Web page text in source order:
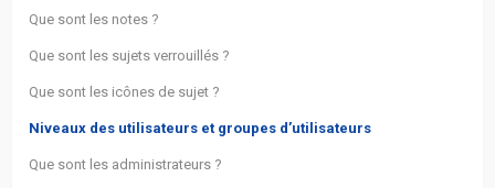
Que sont les notes ?
Que sont les sujets verrouillés ?
Que sont les icônes de sujet ?
Niveaux des utilisateurs et groupes d’utilisateurs
Que sont les administrateurs ?